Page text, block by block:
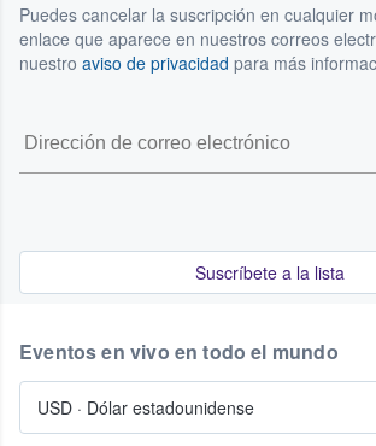
Puedes cancelar la suscripción en cualquier
enlace que aparece en nuestros correos
nuestro aviso de privacidad para más
Suscríbete a la lista
Eventos en vivo en todo el mundo
USD · Dólar estadounidense